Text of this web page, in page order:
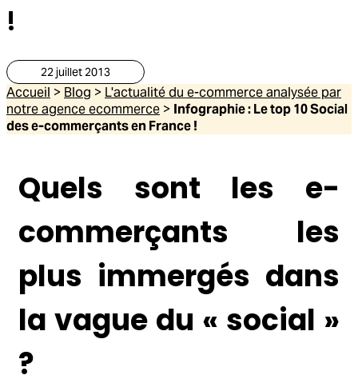
!
22 juillet 2013
Accueil > Blog > L'actualité du e-commerce analysée par
notre agence ecommerce > Infographie : Le top 10 Social
des e-commerçants en France !
Quels sont les e-
commerçants les
plus immergés dans
la vague du « social »
?